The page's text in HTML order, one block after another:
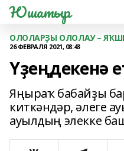
Юшатыр
ОЛОЛАРҘЫ ОЛОЛАУ –
26 ФЕВРАЛЯ 2021, 08:43
Үҙеңдекенә
Яңыраҡ бабайҙы
киткәндәр, әлеге
ауылдың элекке